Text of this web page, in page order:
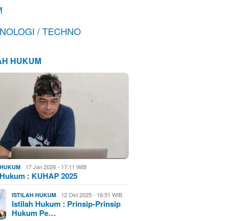
/ TECHNO
HUKUM
17 Jan 2026 - 17:11 WIB
: KUHAP 2025
ISTILAH HUKUM 12 Okt 2025 - 16:51 WIB
Istilah Hukum : Prinsip-Prinsip
Hukum Pe…